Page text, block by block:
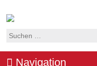
Suchen
Navigation